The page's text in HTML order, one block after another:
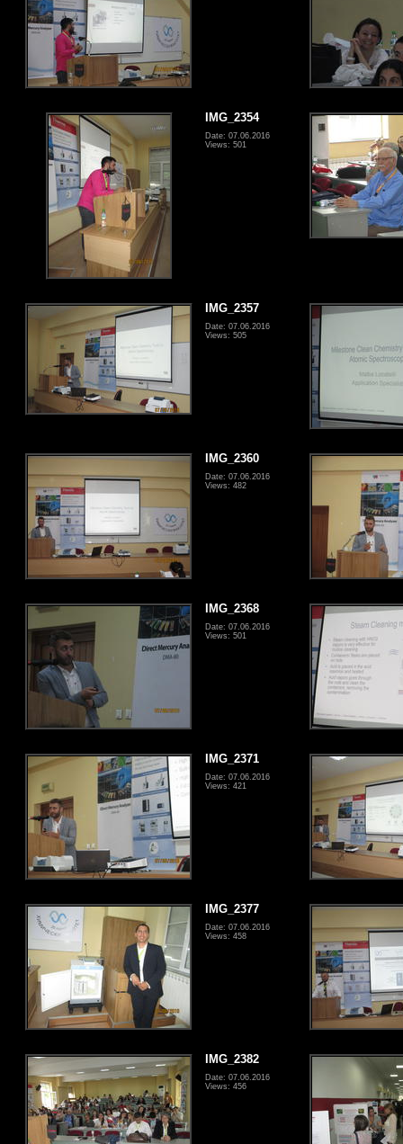
IMG_2354
Date: 07.06.2016
Views: 501
IMG_2357
Date: 07.06.2016
Views: 505
IMG_2360
Date: 07.06.2016
Views: 482
IMG_2368
Date: 07.06.2016
Views: 501
IMG_2371
Date: 07.06.2016
Views: 421
IMG_2377
Date: 07.06.2016
Views: 458
IMG_2382
Date: 07.06.2016
Views: 456